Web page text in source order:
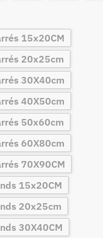
15x20CM
20x25cm
30X40cm
40X50cm
50x60cm
60X80cm
70X90CM
15x20CM
20x25cm
30X40CM